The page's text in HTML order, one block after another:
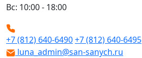
Вс: 10:00 - 18:00
+7 (812) 640-6490+7 (812) 640-6495
luna_admin@san-sanych.ru